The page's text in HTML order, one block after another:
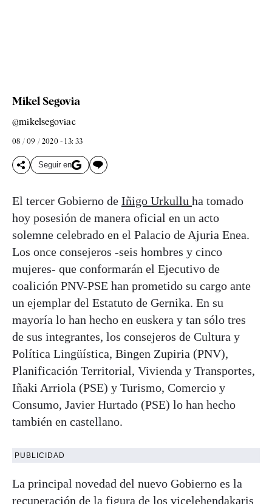
Mikel Segovia
@mikelsegoviac
08 / 09 / 2020 - 13: 33
Seguir en
El tercer Gobierno de Iñigo Urkullu ha tomado
hoy posesión de manera oficial en un acto
solemne celebrado en el Palacio de Ajuria Enea.
Los once consejeros -seis hombres y cinco
mujeres- que conformarán el Ejecutivo de
coalición PNV-PSE han prometido su cargo ante
un ejemplar del Estatuto de Gernika. En su
mayoría lo han hecho en euskera y tan sólo tres
de sus integrantes, los consejeros de Cultura y
Política Lingüística, Bingen Zupiria (PNV),
Planificación Territorial, Vivienda y Transportes,
Iñaki Arriola (PSE) y Turismo, Comercio y
Consumo, Javier Hurtado (PSE) lo han hecho
también en castellano.
PUBLICIDAD
La principal novedad del nuevo Gobierno es la
recuperación de la figura de los vicelehendakaris